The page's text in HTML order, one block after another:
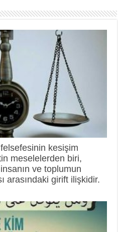
kesişim
meselelerden biri,
ve toplumun
arasındaki girift ilişkidir.